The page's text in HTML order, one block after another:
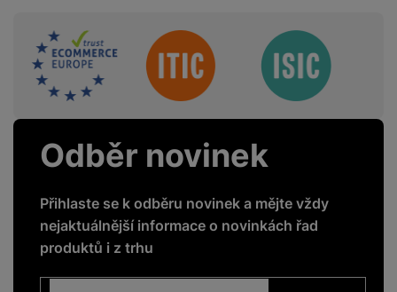
Sdružení
Odběr novinek
Přihlaste se k odběru novinek a mějte vždy
nejaktuálnější informace o novinkách řad
produktů i z trhu